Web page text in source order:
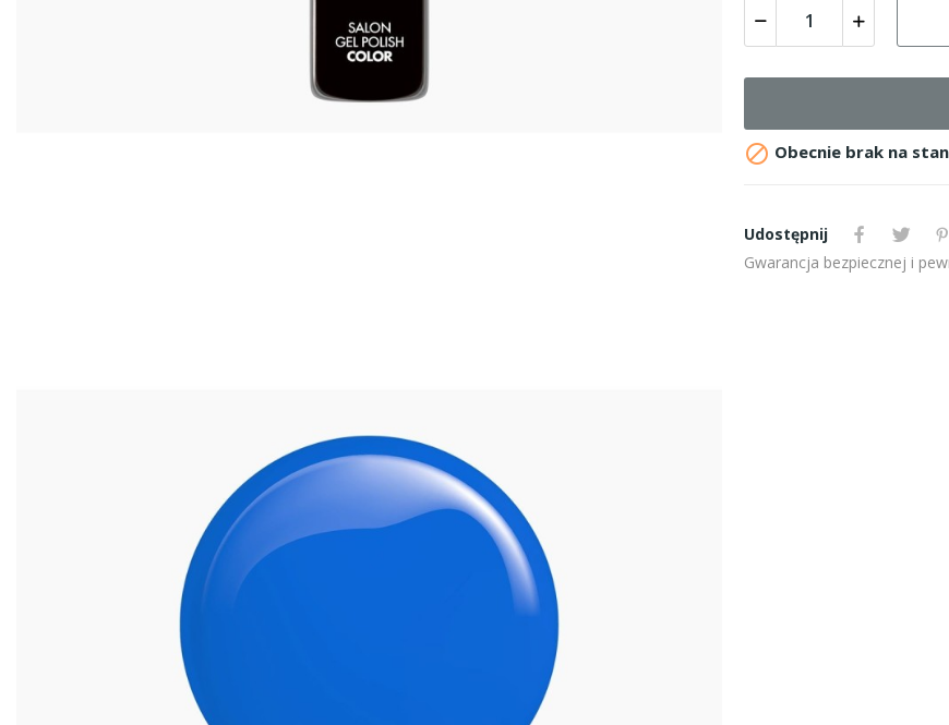
 Obecnie brak na
Udostępnij
Gwarancja bezpiecznej i